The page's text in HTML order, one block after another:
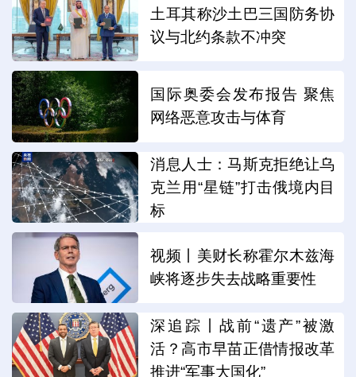
土耳其称沙土巴三国防务协
议与北约条款不冲突
国际奥委会发布报告 聚焦
网络恶意攻击与体育
消息人士：马斯克拒绝让乌
克兰用“星链”打击俄境内目
标
视频丨美财长称霍尔木兹海
峡将逐步失去战略重要性
深追踪丨战前“遗产”被激
活？高市早苗正借情报改革
推进“军事大国化”